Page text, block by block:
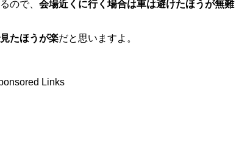
ので、 会場近くに行く場合は車は避けたほうが無難
たほうが楽だと思いますよ。
Links